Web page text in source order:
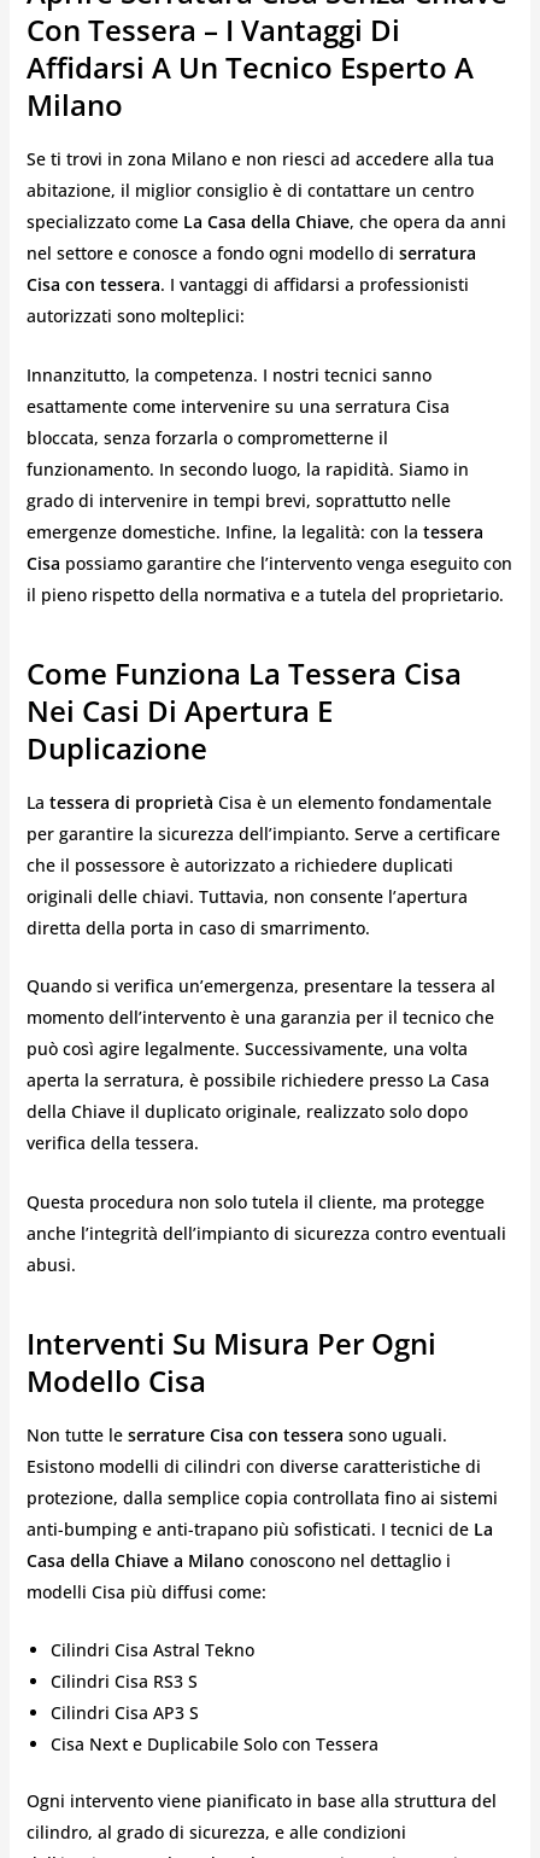
Con Tessera – I Vantaggi Di
Affidarsi A Un Tecnico Esperto A
Milano
Se ti trovi in zona Milano e non riesci ad accedere alla tua
abitazione, il miglior consiglio è di contattare un centro
specializzato come La Casa della Chiave, che opera da anni
nel settore e conosce a fondo ogni modello di serratura
Cisa con tessera. I vantaggi di affidarsi a professionisti
autorizzati sono molteplici:
Innanzitutto, la competenza. I nostri tecnici sanno
esattamente come intervenire su una serratura Cisa
bloccata, senza forzarla o comprometterne il
funzionamento. In secondo luogo, la rapidità. Siamo in
grado di intervenire in tempi brevi, soprattutto nelle
emergenze domestiche. Infine, la legalità: con la tessera
Cisa possiamo garantire che l’intervento venga eseguito con
il pieno rispetto della normativa e a tutela del proprietario.
Come Funziona La Tessera Cisa
Nei Casi Di Apertura E
Duplicazione
La tessera di proprietà Cisa è un elemento fondamentale
per garantire la sicurezza dell’impianto. Serve a certificare
che il possessore è autorizzato a richiedere duplicati
originali delle chiavi. Tuttavia, non consente l’apertura
diretta della porta in caso di smarrimento.
Quando si verifica un’emergenza, presentare la tessera al
momento dell’intervento è una garanzia per il tecnico che
può così agire legalmente. Successivamente, una volta
aperta la serratura, è possibile richiedere presso La Casa
della Chiave il duplicato originale, realizzato solo dopo
verifica della tessera.
Questa procedura non solo tutela il cliente, ma protegge
anche l’integrità dell’impianto di sicurezza contro eventuali
abusi.
Interventi Su Misura Per Ogni
Modello Cisa
Non tutte le serrature Cisa con tessera sono uguali.
Esistono modelli di cilindri con diverse caratteristiche di
protezione, dalla semplice copia controllata fino ai sistemi
anti-bumping e anti-trapano più sofisticati. I tecnici de La
Casa della Chiave a Milano conoscono nel dettaglio i
modelli Cisa più diffusi come:
Cilindri Cisa Astral Tekno
Cilindri Cisa RS3 S
Cilindri Cisa AP3 S
Cisa Next e Duplicabile Solo con Tessera
Ogni intervento viene pianificato in base alla struttura del
cilindro, al grado di sicurezza, e alle condizioni